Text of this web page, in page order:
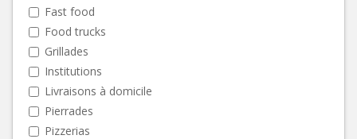
Fast food
Food trucks
Grillades
Institutions
Livraisons à domicile
Pierrades
Pizzerias